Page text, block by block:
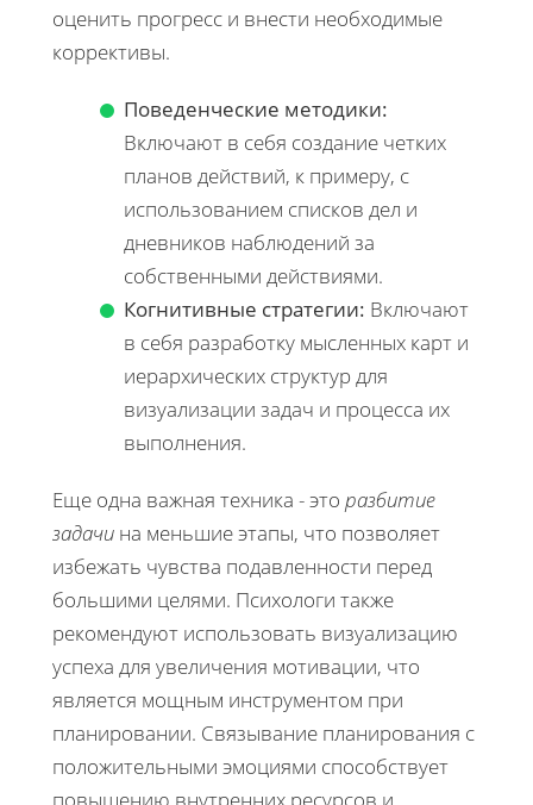
оценить прогресс и внести необходимые
коррективы.
Поведенческие методики:
Включают в себя создание четких
планов действий, к примеру, с
использованием списков дел и
дневников наблюдений за
собственными действиями.
Когнитивные стратегии: Включают
в себя разработку мысленных карт и
иерархических структур для
визуализации задач и процесса их
выполнения.
Еще одна важная техника - это разбитие
задачи на меньшие этапы, что позволяет
избежать чувства подавленности перед
большими целями. Психологи также
рекомендуют использовать визуализацию
успеха для увеличения мотивации, что
является мощным инструментом при
планировании. Связывание планирования с
положительными эмоциями способствует
повышению внутренних ресурсов и